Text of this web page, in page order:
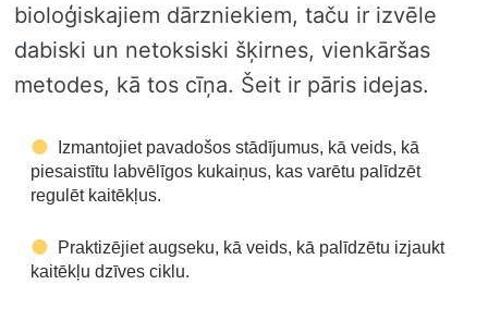
bioloģiskajiem dārzniekiem, taču ir izvēle
dabiski un netoksiski šķirnes, vienkāršas
metodes, kā tos cīņa. Šeit ir pāris idejas.
Izmantojiet pavadošos stādījumus, kā veids, kā
piesaistītu labvēlīgos kukaiņus, kas varētu palīdzēt
regulēt kaitēkļus.
Praktizējiet augseku, kā veids, kā palīdzētu izjaukt
kaitēkļu dzīves ciklu.